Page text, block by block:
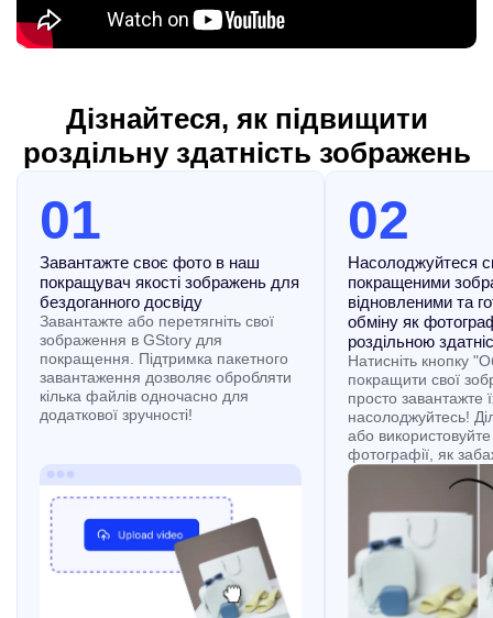
Дізнайтеся, як підвищити
роздільну здатність зображень
01
Завантажте своє фото в наш
покращувач якості зображень для
бездоганного досвіду
Завантажте або перетягніть свої
зображення в GStory для
покращення. Підтримка пакетного
завантаження дозволяє обробляти
кілька файлів одночасно для
додаткової зручності!
02
Насолоджуйтеся
покращеними
відновленими та
обміну як
роздільною
Натисніть кнопку
покращити свої
просто завантажте
насолоджуйтесь!
або
фотографії, як